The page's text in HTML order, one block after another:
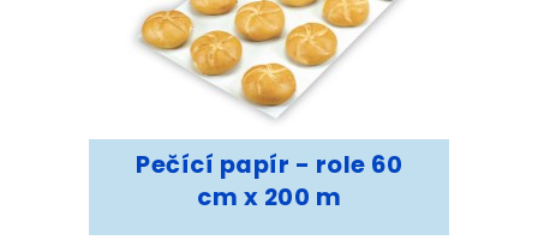
Pečící papír - role 60
cm x 200 m